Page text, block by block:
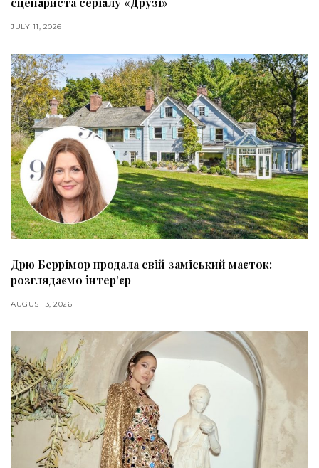
JULY 11, 2026
Дрю Беррімор продала свій заміський маєток:
розглядаємо інтер’єр
AUGUST 3, 2026